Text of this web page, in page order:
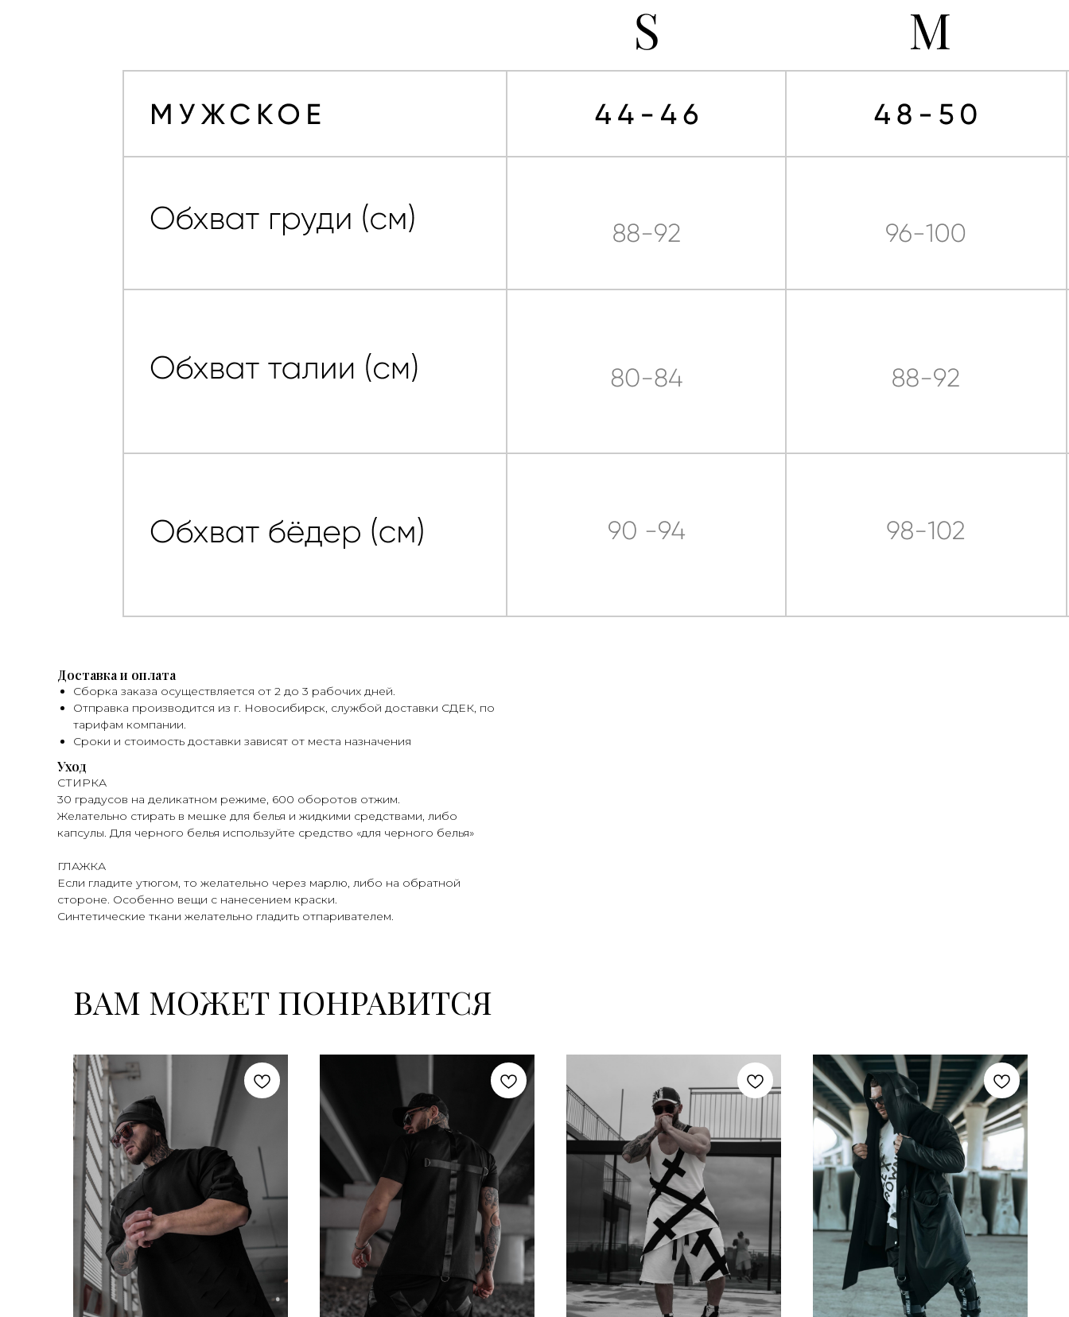
Доставка и оплата
Сборка заказа осуществляется от 2 до 3 рабочих дней.
Отправка производится из г. Новосибирск, службой доставки СДЕК, по
тарифам компании.
Сроки и стоимость доставки зависят от места назначения
Уход
СТИРКА
30 градусов на деликатном режиме, 600 оборотов отжим.
Желательно стирать в мешке для белья и жидкими средствами, либо
капсулы. Для черного белья используйте средство «для черного белья»
ГЛАЖКА
Если гладите утюгом, то желательно через марлю, либо на обратной
стороне. Особенно вещи с нанесением краски.
Синтетические ткани желательно гладить отпаривателем.
ВАМ МОЖЕТ ПОНРАВИТСЯ